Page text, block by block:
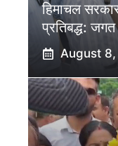
हिमाचल
प्रतिबद्ध:
August